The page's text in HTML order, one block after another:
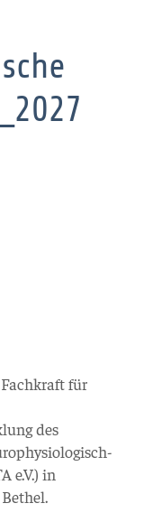
für
des
e.V.) in